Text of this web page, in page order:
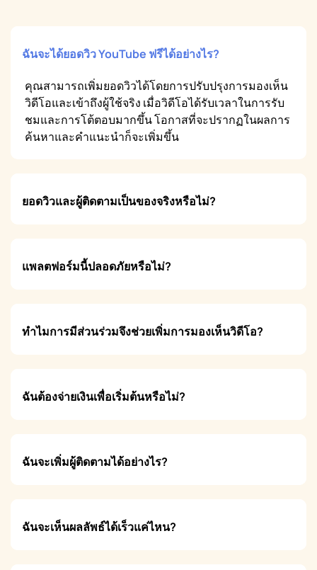
ฉันจะได้ยอดวิว YouTube ฟรีได้อย่างไร?
คุณสามารถเพิ่มยอดวิวได้โดยการปรับปรุงการมองเห็น
วิดีโอและเข้าถึงผู้ใช้จริง เมื่อวิดีโอได้รับเวลาในการรับ
ชมและการโต้ตอบมากขึ้น โอกาสที่จะปรากฏในผลการ
ค้นหาและคำแนะนำก็จะเพิ่มขึ้น
ยอดวิวและผู้ติดตามเป็นของจริงหรือไม่?
แพลตฟอร์มนี้ปลอดภัยหรือไม่?
ทำไมการมีส่วนร่วมจึงช่วยเพิ่มการมองเห็นวิดีโอ?
ฉันต้องจ่ายเงินเพื่อเริ่มต้นหรือไม่?
ฉันจะเพิ่มผู้ติดตามได้อย่างไร?
ฉันจะเห็นผลลัพธ์ได้เร็วแค่ไหน?